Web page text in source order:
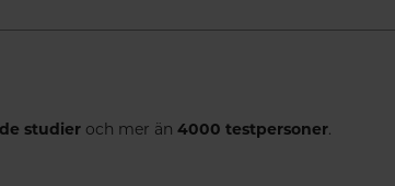
studier och mer än 4000 testpersoner.